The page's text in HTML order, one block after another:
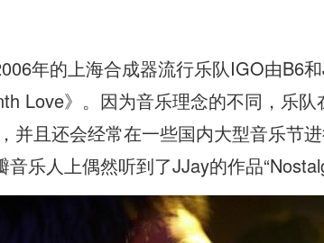
年的上海合成器流行乐队IGO由B6
Love》。因为音乐理念的不同，乐
并且还会经常在一些国内大型音乐节
音乐人上偶然听到了JJay的作品